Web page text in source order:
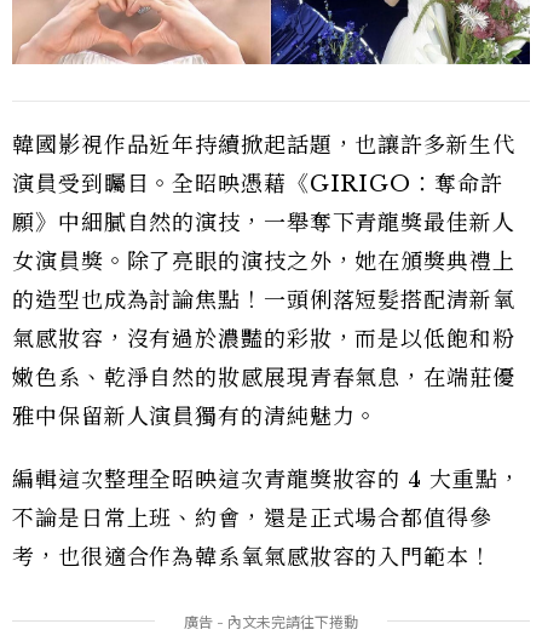
韓國影視作品近年持續掀起話題，也讓許多新生代
演員受到矚目。全昭映憑藉《GIRIGO：奪命許
願》中細膩自然的演技，一舉奪下青龍獎最佳新人
女演員獎。除了亮眼的演技之外，她在頒獎典禮上
的造型也成為討論焦點！一頭俐落短髮搭配清新氧
氣感妝容，沒有過於濃豔的彩妝，而是以低飽和粉
嫩色系、乾淨自然的妝感展現青春氣息，在端莊優
雅中保留新人演員獨有的清純魅力。
編輯這次整理全昭映這次青龍獎妝容的 4 大重點，
不論是日常上班、約會，還是正式場合都值得參
考，也很適合作為韓系氧氣感妝容的入門範本！